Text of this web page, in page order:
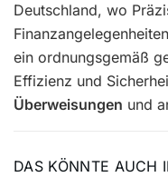
Deutschland, wo
ein ordnungsgemäß
Effizienz und
Überweisungen und
DAS KÖNNTE AUCH